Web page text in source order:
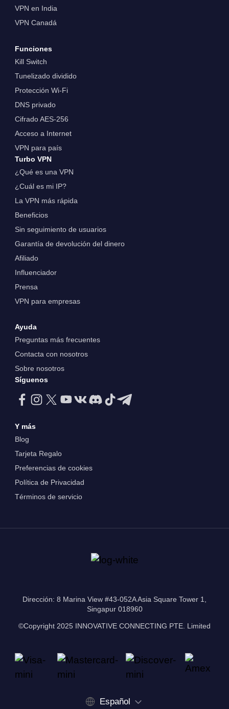
VPN en India
VPN Canadá
Funciones
Kill Switch
Tunelizado dividido
Protección Wi-Fi
DNS privado
Cifrado AES-256
Acceso a Internet
VPN para país
Turbo VPN
¿Qué es una VPN
¿Cuál es mi IP?
La VPN más rápida
Beneficios
Sin seguimiento de usuarios
Garantía de devolución del dinero
Afiliado
Influenciador
Prensa
VPN para empresas
Ayuda
Preguntas más frecuentes
Contacta con nosotros
Sobre nosotros
Síguenos
Y más
Blog
Tarjeta Regalo
Preferencias de cookies
Política de Privacidad
Términos de servicio
Dirección: 8 Marina View #43-052A Asia Square Tower 1,
Singapur 018960
©Copyright 2025 INNOVATIVE CONNECTING PTE. Limited
Español